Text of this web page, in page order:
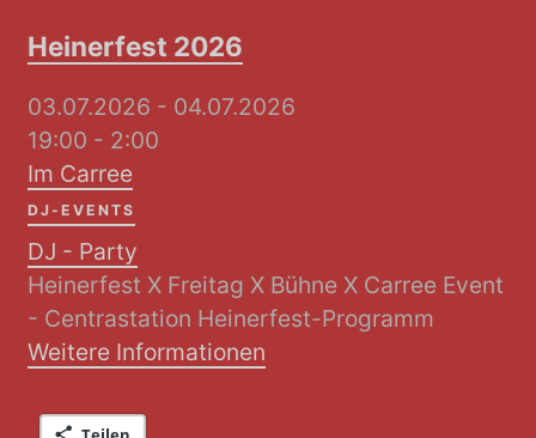
Heinerfest 2026
03.07.2026 - 04.07.2026
19:00 - 2:00
Im Carree
DJ-EVENTS
DJ - Party
Heinerfest X Freitag X Bühne X Carree Event
- Centrastation Heinerfest-Programm
Weitere Informationen